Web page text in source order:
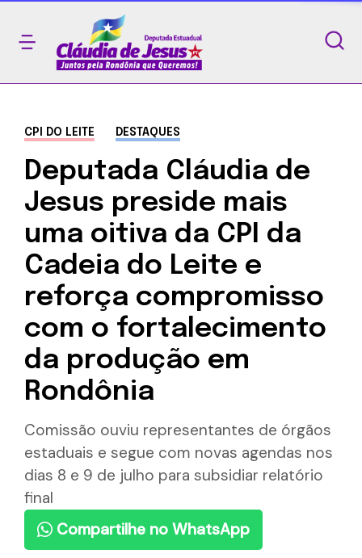
CPI DO LEITE DESTAQUES
Deputada Cláudia de
Jesus preside mais
uma oitiva da CPI da
Cadeia do Leite e
reforça compromisso
com o fortalecimento
da produção em
Rondônia
Comissão ouviu representantes de órgãos
estaduais e segue com novas agendas nos
dias 8 e 9 de julho para subsidiar relatório
final
Compartilhe no WhatsApp